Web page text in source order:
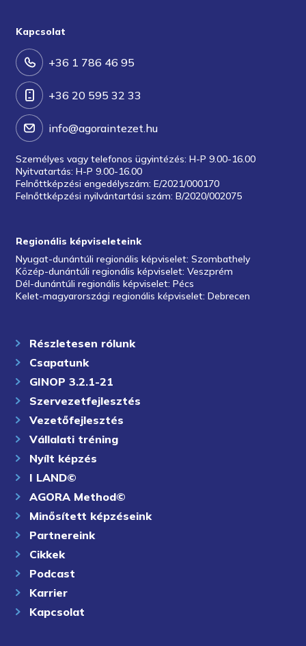
Kapcsolat
+36 1 786 46 95
+36 20 595 32 33
info@agoraintezet.hu
Személyes vagy telefonos ügyintézés: H-P 9.00-16.00
Nyitvatartás: H-P 9.00-16.00
Felnőttképzési engedélyszám: E/2021/000170
Felnőttképzési nyilvántartási szám: B/2020/002075
Regionális képviseleteink
Nyugat-dunántúli regionális képviselet: Szombathely
Közép-dunántúli regionális képviselet: Veszprém
Dél-dunántúli regionális képviselet: Pécs
Kelet-magyarországi regionális képviselet: Debrecen
Részletesen rólunk
Csapatunk
GINOP 3.2.1-21
Szervezetfejlesztés
Vezetőfejlesztés
Vállalati tréning
Nyílt képzés
I LAND©
AGORA Method©
Minősített képzéseink
Partnereink
Cikkek
Podcast
Karrier
Kapcsolat